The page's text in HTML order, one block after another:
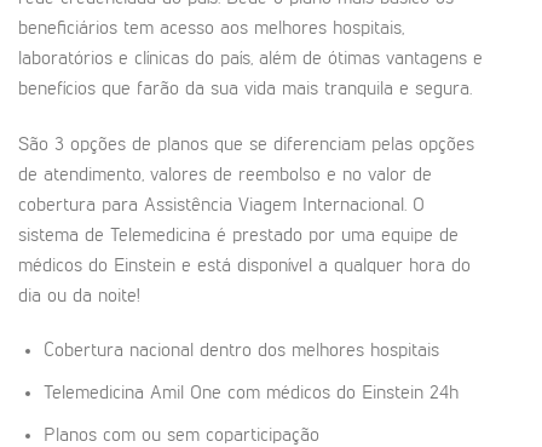
beneficiários tem acesso aos melhores hospitais,
laboratórios e clínicas do país, além de ótimas vantagens e
benefícios que farão da sua vida mais tranquila e segura.
São 3 opções de planos que se diferenciam pelas opções
de atendimento, valores de reembolso e no valor de
cobertura para Assistência Viagem Internacional. O
sistema de Telemedicina é prestado por uma equipe de
médicos do Einstein e está disponível a qualquer hora do
dia ou da noite!
Cobertura nacional dentro dos melhores hospitais
Telemedicina Amil One com médicos do Einstein 24h
Planos com ou sem coparticipação